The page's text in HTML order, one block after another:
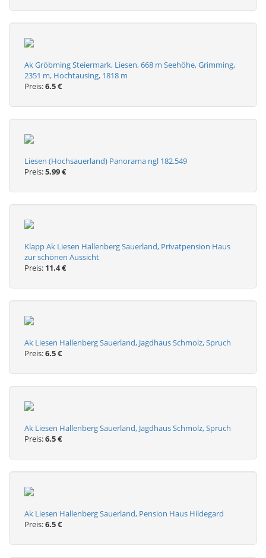
Ak Gröbming Steiermark, Liesen, 668 m Seehöhe, Grimming,
2351 m, Hochtausing, 1818 m
Preis:6.5 €
Liesen (Hochsauerland) Panorama ngl 182.549
Preis:5.99 €
Klapp Ak Liesen Hallenberg Sauerland, Privatpension Haus
zur schönen Aussicht
Preis: 11.4 €
Ak Liesen Hallenberg Sauerland, Jagdhaus Schmolz, Spruch
Preis:6.5 €
Ak Liesen Hallenberg Sauerland, Jagdhaus Schmolz, Spruch
Preis:6.5 €
Ak Liesen Hallenberg Sauerland, Pension Haus Hildegard
Preis:6.5 €